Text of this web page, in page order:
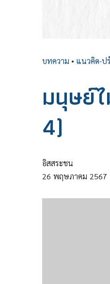
บทความ • แนวคิด-ป
มนุษย์
4)
อิสสระชน
26 พฤษภาคม 2567